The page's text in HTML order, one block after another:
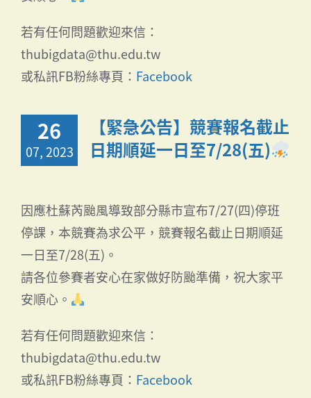
若有任何問題歡迎來信：
thubigdata@thu.edu.tw
或私訊FB粉絲專頁： Facebook
26
07, 2023
【緊急公告】競賽報名截止
日期順延一日至7/28(五)
因應杜蘇芮颱風導致部分縣市宣布7/27(四)停班
停課，本競賽為求公平，競賽報名截止日期順延
一日至7/28(五)。
請各位參賽者安心在家做好防颱準備，祝大家平
安順心。
若有任何問題歡迎來信：
thubigdata@thu.edu.tw
或私訊FB粉絲專頁： Facebook